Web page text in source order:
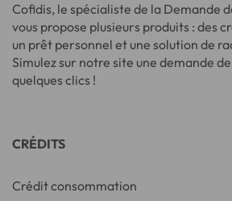
Cofidis, le spécialiste de la Demande
vous propose plusieurs produits : des
un prêt personnel et une solution de
Simulez sur notre site une demande
quelques clics !
CRÉDITS
Crédit consommation